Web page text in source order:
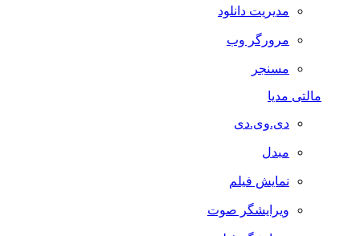
مدیریت دانلود
مرورگر وب
مسنجر
مالتی مدیا
دی.وی.دی
مبدل
نمایش فیلم
ویرایشگر صوت